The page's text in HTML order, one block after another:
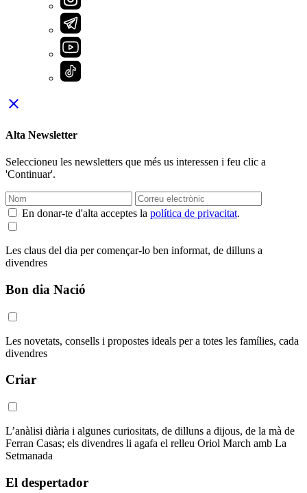
close
Alta Newsletter
Seleccioneu les newsletters que més us interessen i feu clic a
'Continuar'.
En donar-te d'alta acceptes la política de privacitat.
Les claus del dia per començar-lo ben informat, de dilluns a
divendres
Bon dia Nació
Les novetats, consells i propostes ideals per a totes les famílies, cada
divendres
Criar
L’anàlisi diària i algunes curiositats, de dilluns a dijous, de la mà de
Ferran Casas; els divendres li agafa el relleu Oriol March amb La
Setmanada
El despertador